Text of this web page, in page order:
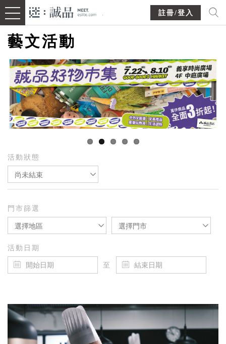
註冊/登入
藝文活動
活動狀態
尚未結束
門市篩選
選擇地區 選擇門市
活動日期
至